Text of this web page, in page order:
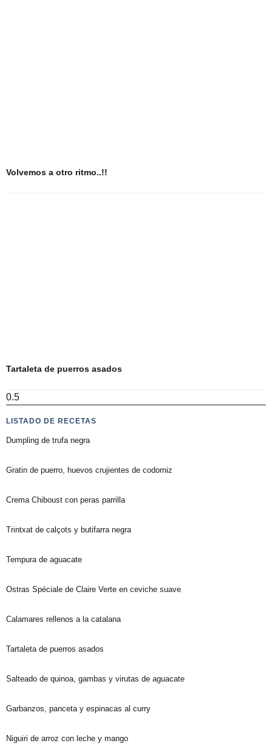
Volvemos a otro ritmo..!!
Tartaleta de puerros asados
LISTADO DE RECETAS
Dumpling de trufa negra
Gratin de puerro, huevos crujientes de codorniz
Crema Chiboust con peras parrilla
Trintxat de calçots y butifarra negra
Tempura de aguacate
Ostras Spéciale de Claire Verte en ceviche suave
Calamares rellenos a la catalana
Tartaleta de puerros asados
Salteado de quinoa, gambas y virutas de aguacate
Garbanzos, panceta y espinacas al curry
Niguiri de arroz con leche y mango